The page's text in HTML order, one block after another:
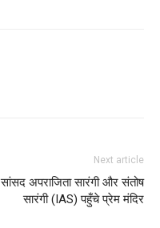
Next article
सांसद अपराजिता सारंगी और संतोष
सारंगी (IAS) पहुँचे प्रेम मंदिर